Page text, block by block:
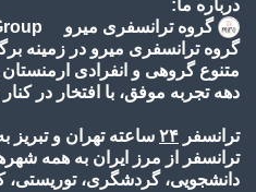
درباره ما:
گروه ترانسفری میرو Miro Travel Group
گروه ترانسفری میرو در زمینه
متنوع گروهی و انفرادی
دهه تجربه موفق، با افتخار در
ترانسفر ۲۴ ساعته تهران و تبریز
ترانسفر از مرز ایران به همه
دانشجویی، گردشگری، توریستی،